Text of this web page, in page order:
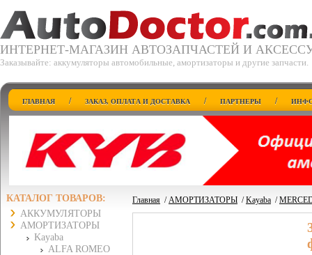
ИНТЕРНЕТ-МАГАЗИН АВТОЗАПЧАСТЕЙ И
Заказывайте: аккумуляторы автомобильные, амортизаторы и другие запчасти.
ГЛАВНАЯ / ЗАКАЗ, ОПЛАТА И ДОСТАВКА / ПАРТНЕРЫ /
КАТАЛОГ ТОВАРОВ:
АККУМУЛЯТОРЫ
АМОРТИЗАТОРЫ
Kayaba
ALFA ROMEO
Главная /АМОРТИЗАТОРЫ /Kayaba /